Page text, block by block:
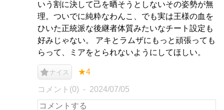
いう割に決して己を晒そうとしないその姿勢が無
理。ついでに純粋なわんこ、でも実は王様の血を
ひいた正統派な後継者体質みたいなチート設定も
好みじゃない。 アキとラムザにもっと頑張っても
らって、ミアをとられないようにしてほしい。
ナイス ★4
コメント(0) 2024/07/05